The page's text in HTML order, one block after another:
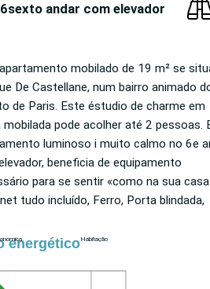
6sexto andar com elevador
mobilado de 19 m² se situa
num bairro animado do 8
Este éstudio de charme em
pode acolher até 2 pessoas. Este
luminoso i muito calmo no 6e
de equipamento
«como na sua casa»
incluído, Ferro, Porta blindada,
Perfeitamente servido por transporte
- Caumartin/M 3, M 9, RER A,
12, M 14, Saint-Augustin/M 9,
13, M 14, RER E), você encontrará perto
mobilado numerosos
Restaurante,
cervejaria,
energéticoHabitação